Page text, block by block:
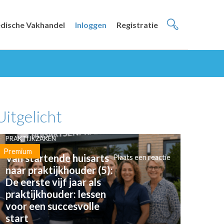
Vakhandel Inloggen Registratie
Premium
PRAKTIJKZAKEN
Van startende huisarts
naar praktijkhouder (5):
De eerste vijf jaar als
praktijkhouder: lessen
voor een succesvolle
start
Plaats een reactie